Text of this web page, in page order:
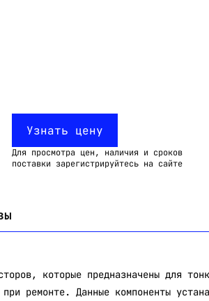
Узнать цену
Для просмотра цен, наличия и сроков
поставки зарегистрируйтесь на сайте
которые предназначены для
ремонте. Данные компоненты